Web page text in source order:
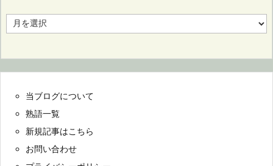
去
ら！
当ブログについて
熟語一覧
新規記事はこちら
お問い合わせ